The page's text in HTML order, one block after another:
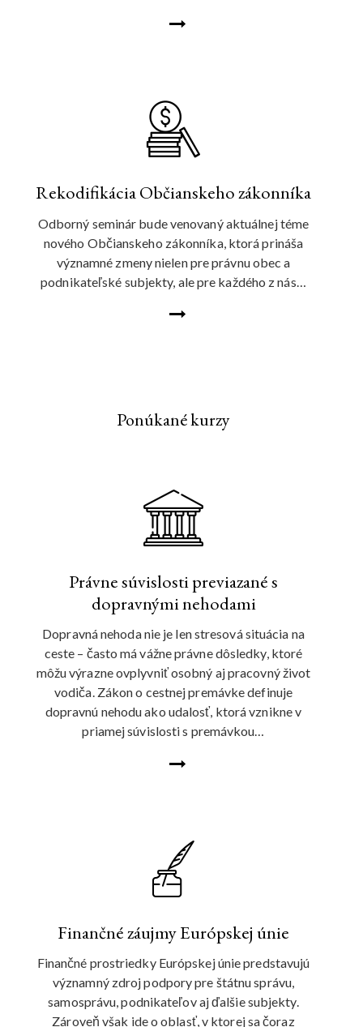
Rekodifikácia Občianskeho zákonníka
Odborný seminár bude venovaný aktuálnej téme
nového Občianskeho zákonníka, ktorá prináša
významné zmeny nielen pre právnu obec a
podnikateľské subjekty, ale pre každého z nás…
Ponúkané kurzy
Právne súvislosti previazané s
dopravnými nehodami
Dopravná nehoda nie je len stresová situácia na
ceste – často má vážne právne dôsledky, ktoré
môžu výrazne ovplyvniť osobný aj pracovný život
vodiča. Zákon o cestnej premávke definuje
dopravnú nehodu ako udalosť, ktorá vznikne v
priamej súvislosti s premávkou…
Finančné záujmy Európskej únie
Finančné prostriedky Európskej únie predstavujú
významný zdroj podpory pre štátnu správu,
samosprávu, podnikateľov aj ďalšie subjekty.
Zároveň však ide o oblasť, v ktorej sa čoraz